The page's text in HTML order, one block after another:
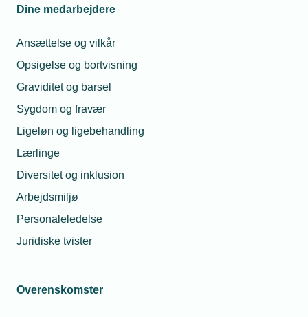
Dine medarbejdere
Ansættelse og vilkår
Opsigelse og bortvisning
Graviditet og barsel
Sygdom og fravær
Ligeløn og ligebehandling
Lærlinge
Diversitet og inklusion
Arbejdsmiljø
Personaleledelse
Juridiske tvister
Overenskomster
Klima og energi
Digitalisering
Fremtidens Danmark er grønt og digitalt
Erhvervsvilkår
Uddannelse
Arbejdsmarked
Analyser